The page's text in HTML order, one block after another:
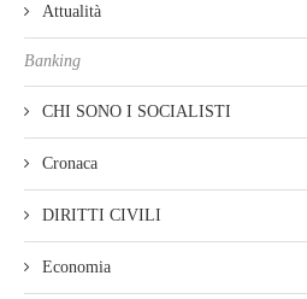
Attualità
Banking
CHI SONO I SOCIALISTI
Cronaca
DIRITTI CIVILI
Economia